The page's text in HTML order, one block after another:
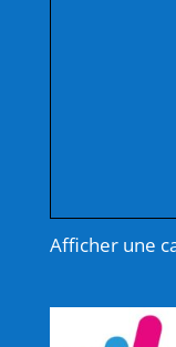
Afficher une